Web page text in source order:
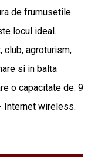
de frumusetile
locul ideal.
club, agroturism,
si in balta
o capacitate de: 9
Internet wireless.